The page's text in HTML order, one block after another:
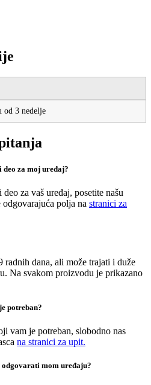
od 3 nedelje
za moj uređaj?
za vaš uređaj, posetite našu
polja na stranici za
radnih dana, ali može trajati i duže
Na svakom proizvodu je prikazano
potreban?
vam je potreban, slobodno nas
na stranici za upit.
mom uređaju?